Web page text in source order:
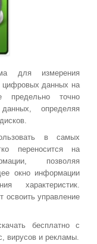
для измерения
цифровых данных на
предельно точно
определяя
в самых
переносится на
позволяя
окно информации
характеристик.
освоить управление
бесплатно с
вирусов и рекламы.